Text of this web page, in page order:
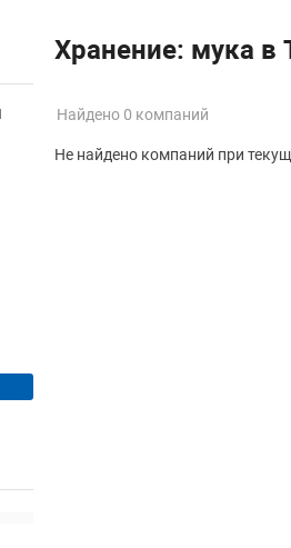
Хранение: мука в
Найдено 0 компаний
Не найдено компаний при